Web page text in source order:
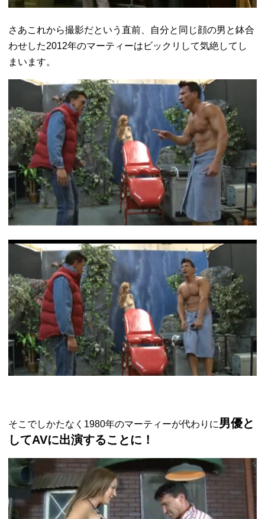
さあこれから撮影だという直前、自分と同じ顔の男と鉢合
わせした2012年のマーティーはビックリして気絶してし
まいます。
そこでしかたなく1980年のマーティーが代わりに男優と
してAVに出演することに！